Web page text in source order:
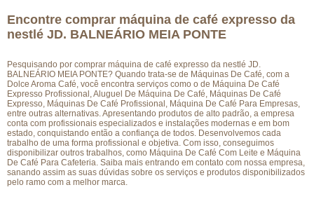
Encontre comprar máquina de café expresso da
nestlé JD. BALNEÁRIO MEIA PONTE
Pesquisando por comprar máquina de café expresso da nestlé JD.
BALNEÁRIO MEIA PONTE? Quando trata-se de Máquinas De Café, com a
Dolce Aroma Café, você encontra serviços como o de Máquina De Café
Expresso Profissional, Aluguel De Máquina De Café, Máquinas De Café
Expresso, Máquinas De Café Profissional, Máquina De Café Para Empresas,
entre outras alternativas. Apresentando produtos de alto padrão, a empresa
conta com profissionais especializados e instalações modernas e em bom
estado, conquistando então a confiança de todos. Desenvolvemos cada
trabalho de uma forma profissional e objetiva. Com isso, conseguimos
disponibilizar outros trabalhos, como Máquina De Café Com Leite e Máquina
De Café Para Cafeteria. Saiba mais entrando em contato com nossa empresa,
sanando assim as suas dúvidas sobre os serviços e produtos disponibilizados
pelo ramo com a melhor marca.